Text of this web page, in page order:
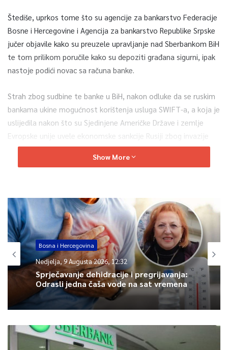
Štediše, uprkos tome što su agencije za bankarstvo Federacije
Bosne i Hercegovine i Agencija za bankarstvo Republike Srpske
jučer objavile kako su preuzele upravljanje nad Sberbankom BiH
te tom prilikom poručile kako su depoziti građana sigurni, ipak
nastoje podići novac sa računa banke.
Strah zbog sudbine te banke u BiH, nakon odluke da se ruskim
bankama ukine mogućnost korištenja usluga SWIFT-a, a koja je
uslijedila nakon što su Sjedinjene Američke Države i zemlje
Evropske unije uvele ekonomske sankcije Rusiji zbog invazije
vojske te države na Ukrajinu, očito nije potpuno otklonjen ni
nakon što su upravljanje nad bankama u BiH preuzele
0
Article Rating
Show More
Bosna i Hercegovina
Nedjelja, 9 Augusta 2026, 12:32
Sprječavanje dehidracije i pregrijavanja:
Odrasli jedna čaša vode na sat vremena